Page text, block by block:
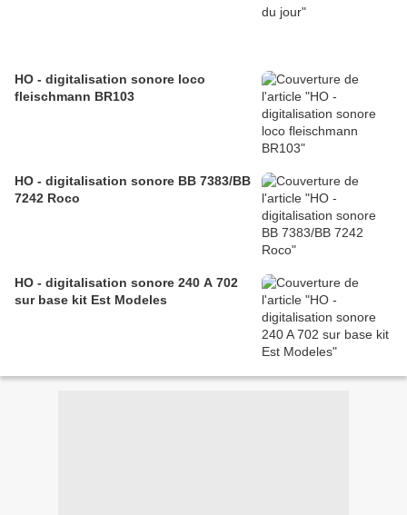
HO - digitalisation sonore loco
fleischmann BR103
HO - digitalisation sonore BB 7383/BB
7242 Roco
HO - digitalisation sonore 240 A 702
sur base kit Est Modeles